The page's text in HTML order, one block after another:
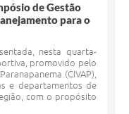
de Gestão
para o
nesta quarta-
promovido pelo
(CIVAP),
e departamentos de
com o propósito